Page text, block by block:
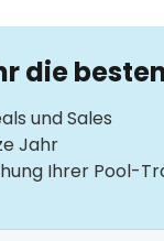
die
und Sales
Jahr
Ihrer Pool-